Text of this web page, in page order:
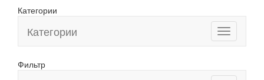
Категории
Toggle
navigation
Категории
Фильтр